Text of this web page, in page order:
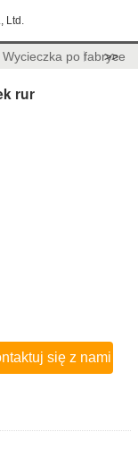
Ltd.
Wycieczka po fabryce
>>
rur
się z nami